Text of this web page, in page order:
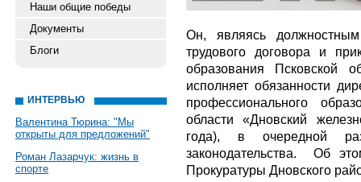
Наши общие победы
Документы
Блоги
ИНТЕРВЬЮ
Валентина Тюрина: "Мы
открыты для предложений"
Роман Лазарчук: жизнь в
спорте
Он, являясь
трудового договора и
образования Псковской
исполняет обязанности
профессионального
области «Дновский
года), в очередной
законодательства. Об
Прокуратуры Дновского